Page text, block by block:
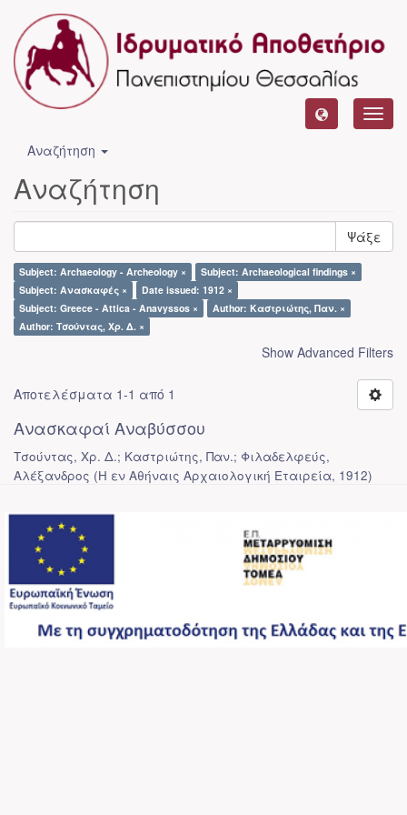
Αναζήτηση
Αναζήτηση
Ψάξε
Subject: Archaeology - Archeology ×
Subject: Archaeological findings ×
Subject: Ανασκαφές ×
Date issued: 1912 ×
Subject: Greece - Attica - Anavyssos ×
Author: Καστριώτης, Παν. ×
Author: Τσούντας, Χρ. Δ. ×
Show Advanced Filters
Αποτελέσματα 1-1 από 1
Ανασκαφαί Αναβύσσου
Τσούντας, Χρ. Δ.; Καστριώτης, Παν.; Φιλαδελφεύς,
Αλέξανδρος (Η εν Αθήναις Αρχαιολογική Εταιρεία, 1912)